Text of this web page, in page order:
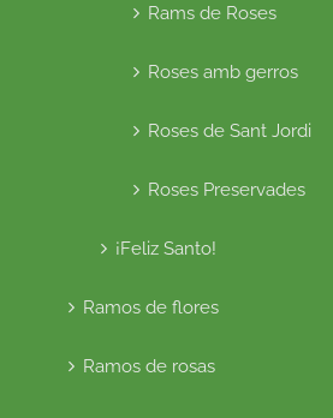
Rams de Roses
Roses amb gerros
Roses de Sant Jordi
Roses Preservades
¡Feliz Santo!
Ramos de flores
Ramos de rosas